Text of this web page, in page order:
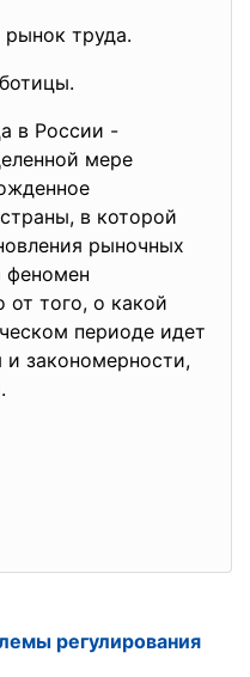
труда.
в России -
мере
в которой
рыночных
феномен
от того, о какой
периоде идет
закономерности,
регулирования